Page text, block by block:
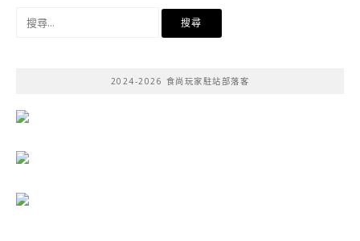
2024-2026 食尚玩家駐站部落客